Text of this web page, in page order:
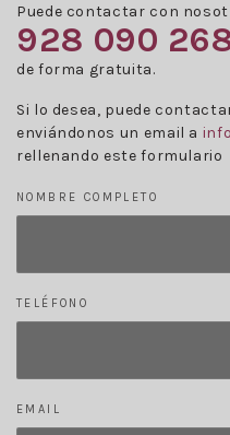
Puede contactar con
928 090
de forma gratuita.
Si lo desea, puede
enviándonos un email a
rellenando este formulario
NOMBRE COMPLETO
TELÉFONO
EMAIL